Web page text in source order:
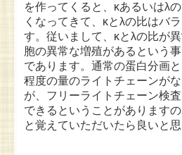
を作ってくると、κあるいはλ
くなってきて、κとλの比はバ
す。従いまして、κとλの比が
胞の異常な増殖があるという
であります。通常の蛋白分画
程度の量のライトチェーンが
が、フリーライトチェーン検
できるということがあります
と覚えていただいたら良いと思